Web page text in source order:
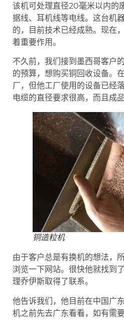
该机可处理直径20毫米以内的
据线、耳机线等电线。这台机
的，目前技术已经成熟。现在
着重要作用。
不久前，我们接到墨西哥客户
的预算，想购买铜回收设备。
厂，但他工厂使用的设备已经
电缆的直径要求很高，而且成
铜造粒机
由于客户总是有换机的想法，
浏览一下网站。很快他就找到
理乔伊斯取得了联系。
他告诉我们，他目前在中国广
机之前先去广东看看，如有需